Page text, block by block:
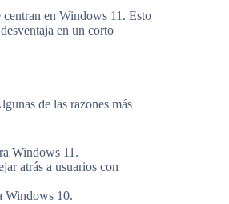
en Windows 11. Esto
en un corto
de las razones más
Windows 11.
atrás a usuarios con
Windows 10.